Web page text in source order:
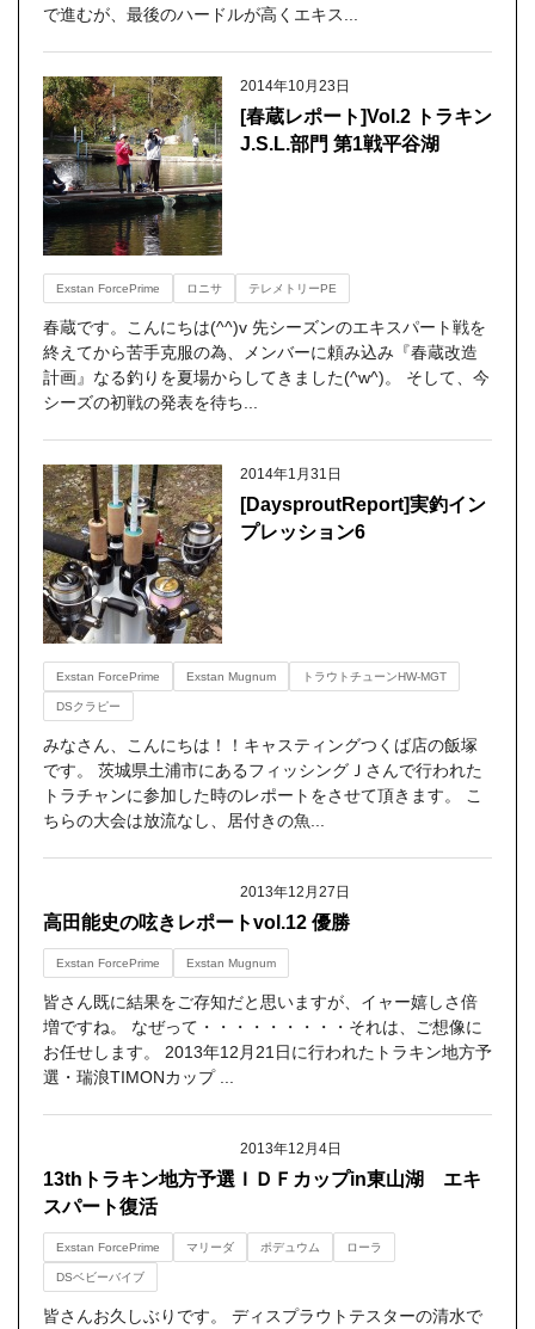
で進むが、最後のハードルが高くエキス...
2014年10月23日
[春蔵レポート]Vol.2 トラキン
J.S.L.部門 第1戦平谷湖
Exstan ForcePrime ロニサ テレメトリーPE
春蔵です。こんにちは(^^)v 先シーズンのエキスパート戦を
終えてから苦手克服の為、メンバーに頼み込み『春蔵改造
計画』なる釣りを夏場からしてきました(^w^)。 そして、今
シーズの初戦の発表を待ち...
2014年1月31日
[DaysproutReport]実釣イン
プレッション6
Exstan ForcePrime Exstan Mugnum トラウトチューンHW-MGT
DSクラピー
みなさん、こんにちは！！キャスティングつくば店の飯塚
です。 茨城県土浦市にあるフィッシングＪさんで行われた
トラチャンに参加した時のレポートをさせて頂きます。 こ
ちらの大会は放流なし、居付きの魚...
2013年12月27日
高田能史の呟きレポートvol.12 優勝
Exstan ForcePrime Exstan Mugnum
皆さん既に結果をご存知だと思いますが、イャー嬉しさ倍
増ですね。 なぜって・・・・・・・・・それは、ご想像に
お任せします。 2013年12月21日に行われたトラキン地方予
選・瑞浪TIMONカップ ...
2013年12月4日
13thトラキン地方予選ＩＤＦカップin東山湖 エキ
スパート復活
Exstan ForcePrime マリーダ ポデュウム ローラ
DSベビーバイブ
皆さんお久しぶりです。 ディスプラウトテスターの清水で